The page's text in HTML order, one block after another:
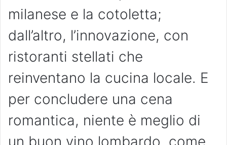
milanese e la cotoletta;
dall’altro, l’innovazione, con
ristoranti stellati che
reinventano la cucina locale. E
per concludere una cena
romantica, niente è meglio di
un buon vino lombardo, come